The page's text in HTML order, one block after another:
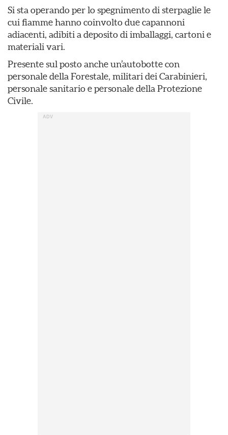
Si sta operando per lo spegnimento di sterpaglie le
cui fiamme hanno coinvolto due capannoni
adiacenti, adibiti a deposito di imballaggi, cartoni e
materiali vari.
Presente sul posto anche un’autobotte con
personale della Forestale, militari dei Carabinieri,
personale sanitario e personale della Protezione
Civile.